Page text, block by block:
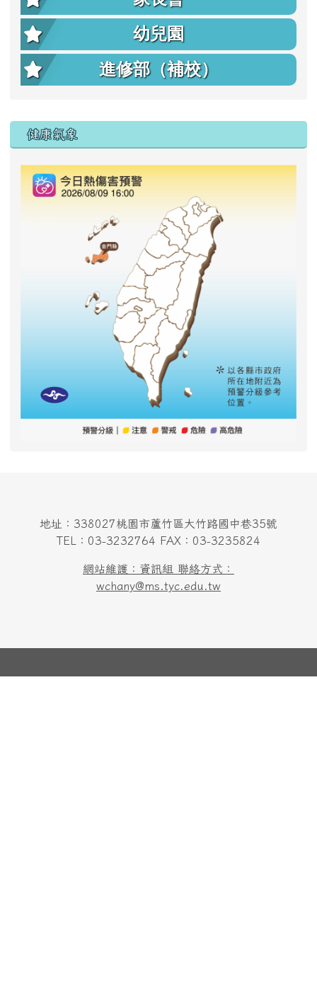
幼兒園
進修部（補校）
右邊區域內容
健康氣象
地址：338027桃園市蘆竹區大竹路國中巷35號
TEL：03-3232764 FAX：03-3235824
網站維護：資訊組 聯絡方式：
wchany@ms.tyc.edu.tw